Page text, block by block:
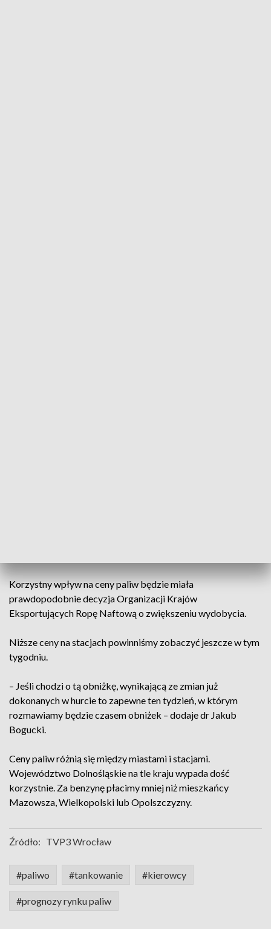
Korzystny wpływ na ceny paliw będzie miała
prawdopodobnie decyzja Organizacji Krajów
Eksportujących Ropę Naftową o zwiększeniu wydobycia.
Niższe ceny na stacjach powinniśmy zobaczyć jeszcze w tym
tygodniu.
– Jeśli chodzi o tą obniżkę, wynikającą ze zmian już
dokonanych w hurcie to zapewne ten tydzień, w którym
rozmawiamy będzie czasem obniżek – dodaje dr Jakub
Bogucki.
Ceny paliw różnią się między miastami i stacjami.
Województwo Dolnośląskie na tle kraju wypada dość
korzystnie. Za benzynę płacimy mniej niż mieszkańcy
Mazowsza, Wielkopolski lub Opolszczyzny.
Źródło: TVP3 Wrocław
#paliwo #tankowanie #kierowcy
#prognozy rynku paliw